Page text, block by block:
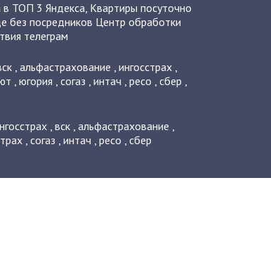
в ТОП 3 Яндекса, Квартиры посуточно
без посредников Центр обработки
телеграм
, альфастрахование , ингосстрах,
, югория , согаз , интач , ресо , сбер ,
, вск, альфастрахование ,
, согаз , интач , ресо , сбер